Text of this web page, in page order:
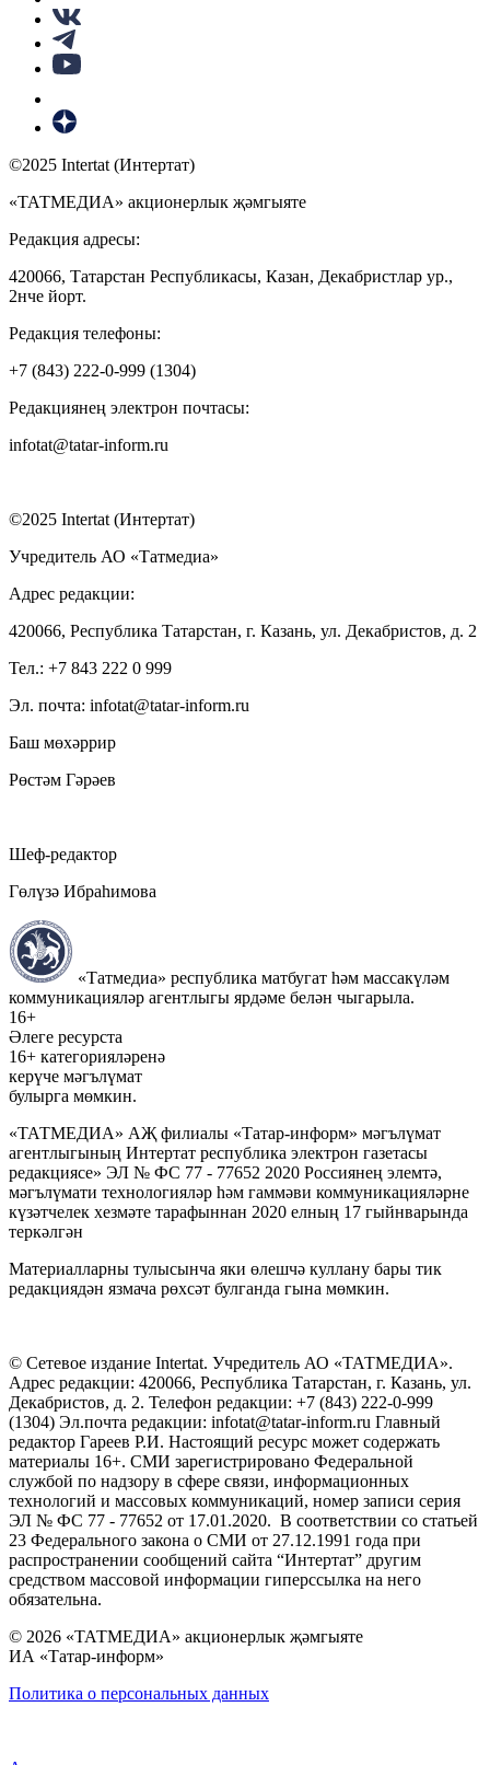
©2025 Intertat (Интертат)
«ТАТМЕДИА» акционерлык җәмгыяте
Редакция адресы:
420066, Татарстан Республикасы, Казан, Декабристлар ур.,
2нче йорт.
Редакция телефоны:
+7 (843) 222-0-999 (1304)
Редакциянең электрон почтасы:
infotat@tatar-inform.ru
©2025 Intertat (Интертат)
Учредитель АО «Татмедиа»
Адрес редакции:
420066, Республика Татарстан, г. Казань, ул. Декабристов, д. 2
Тел.: +7 843 222 0 999
Эл. почта: infotat@tatar-inform.ru
Баш мөхәррир
Рөстәм Гәрәев
Шеф-редактор
Гөлүзә Ибраһимова
«Татмедиа» республика матбугат һәм массакүләм
коммуникацияләр агентлыгы ярдәме белән чыгарыла.
16+
Әлеге ресурста
16+ категорияләренә
керүче мәгълүмат
булырга мөмкин.
«ТАТМЕДИА» АҖ филиалы «Татар-информ» мәгълүмат
агентлыгының Интертат республика электрон газетасы
редакциясе» ЭЛ № ФС 77 - 77652 2020 Россиянең элемтә,
мәгълүмати технологияләр һәм гаммәви коммуникацияләрне
күзәтчелек хезмәте тарафыннан 2020 елның 17 гыйнварында
теркәлгән
Материалларны тулысынча яки өлешчә куллану бары тик
редакциядән язмача рөхсәт булганда гына мөмкин.
© Сетевое издание Intertat. Учредитель АО «ТАТМЕДИА».
Адрес редакции: 420066, Республика Татарстан, г. Казань, ул.
Декабристов, д. 2. Телефон редакции: +7 (843) 222-0-999
(1304) Эл.почта редакции: infotat@tatar-inform.ru Главный
редактор Гареев Р.И. Настоящий ресурс может содержать
материалы 16+. СМИ зарегистрировано Федеральной
службой по надзору в сфере связи, информационных
технологий и массовых коммуникаций, номер записи серия
ЭЛ № ФС 77 - 77652 от 17.01.2020. В соответствии со статьей
23 Федерального закона о СМИ от 27.12.1991 года при
распространении сообщений сайта “Интертат” другим
средством массовой информации гиперссылка на него
обязательна.
© 2026 «ТАТМЕДИА» акционерлык җәмгыяте
ИА «Татар-информ»
Политика о персональных данных